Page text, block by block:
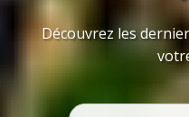
Découvrez les